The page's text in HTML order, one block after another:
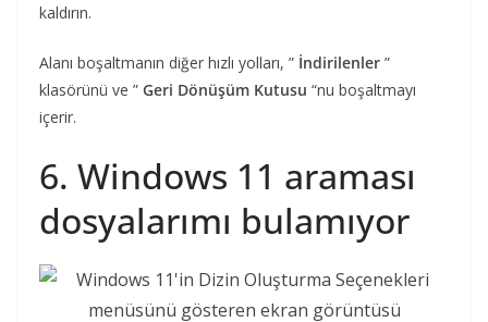
kaldırın.
Alanı boşaltmanın diğer hızlı yolları, ” İndirilenler ”
klasörünü ve ” Geri Dönüşüm Kutusu “nu boşaltmayı
içerir.
6. Windows 11 araması
dosyalarımı bulamıyor